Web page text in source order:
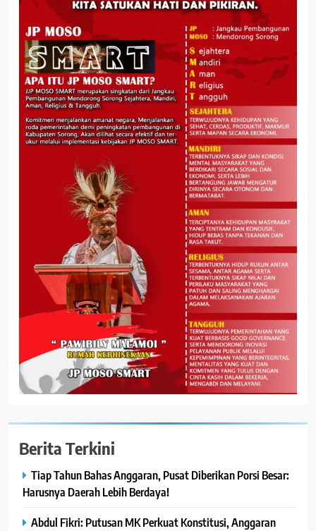
Berita Terkini
Tiap Tahun Bahas Anggaran, Pusat Diberikan Porsi Besar:
Harusnya Daerah Lebih Berdaya!
Abdul Fikri: Putusan MK Perkuat Konstitusi, Anggaran